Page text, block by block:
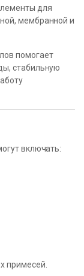
для
мембранной и
помогает
стабильную
включать:
примесей.